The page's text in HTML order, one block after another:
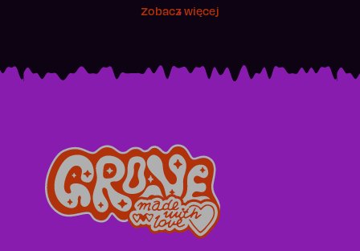
Zobacz więcej